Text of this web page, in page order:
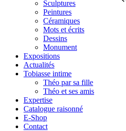
Sculptures
Peintures
Céramiques
Mots et écrits
Dessins
Monument
Expositions
Actualités
Tobiasse intime
Théo par sa fille
Théo et ses amis
Expertise
Catalogue raisonné
E-Shop
Contact